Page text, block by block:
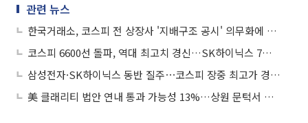
관련 뉴스
한국거래소, 코스피 전 상장사 '지배구조 공시' 의무화에 지역 릴레이 설명회 개최
코스피 6600선 돌파, 역대 최고치 경신…SK하이닉스 7% 급등 ‘130만닉스’
삼성전자·SK하이닉스 동반 질주⋯코스피 장중 최고가 경신 주도
美 클래리티 법안 연내 통과 가능성 13%…상원 문턱서 제동